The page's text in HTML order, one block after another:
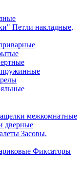
Петли накладные,
межкомнатные
дверные
Засовы,
Фиксаторы